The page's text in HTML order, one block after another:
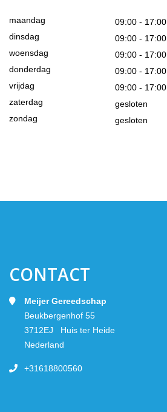
maandag
09:00 - 17:00
dinsdag
09:00 - 17:00
woensdag
09:00 - 17:00
donderdag
09:00 - 17:00
vrijdag
09:00 - 17:00
zaterdag
gesloten
zondag
gesloten
CONTACT
Meijer Gereedschap
Beukbergenhof 55
3712EJ Huis ter Heide
Nederland
+31618800560